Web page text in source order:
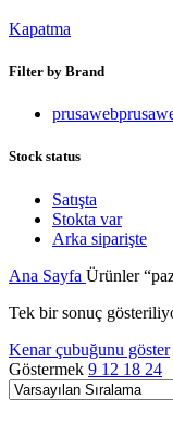
Kapatma
Filter by Brand
prusaweb
Stock status
Satışta
Stokta var
Arka siparişte
Ana Sayfa Ürünler
Tek bir sonuç
Kenar çubuğunu göster
Göstermek 9 12 18 24